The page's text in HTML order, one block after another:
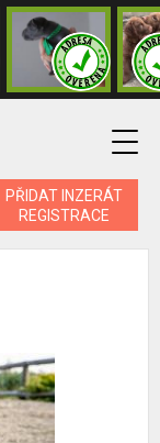
PŘIDAT INZERÁT
REGISTRACE